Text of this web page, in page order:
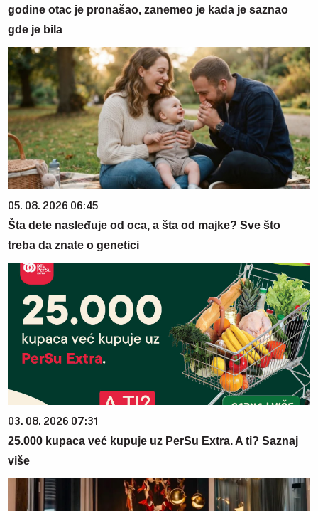
godine otac je pronašao, zanemeo je kada je saznao
gde je bila
05. 08. 2026 06:45
Šta dete nasleđuje od oca, a šta od majke? Sve što
treba da znate o genetici
03. 08. 2026 07:31
25.000 kupaca već kupuje uz PerSu Extra. A ti? Saznaj
više